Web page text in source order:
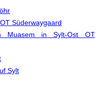
Süderwaygaard
Muasem in Sylt-Ost OT
Sylt